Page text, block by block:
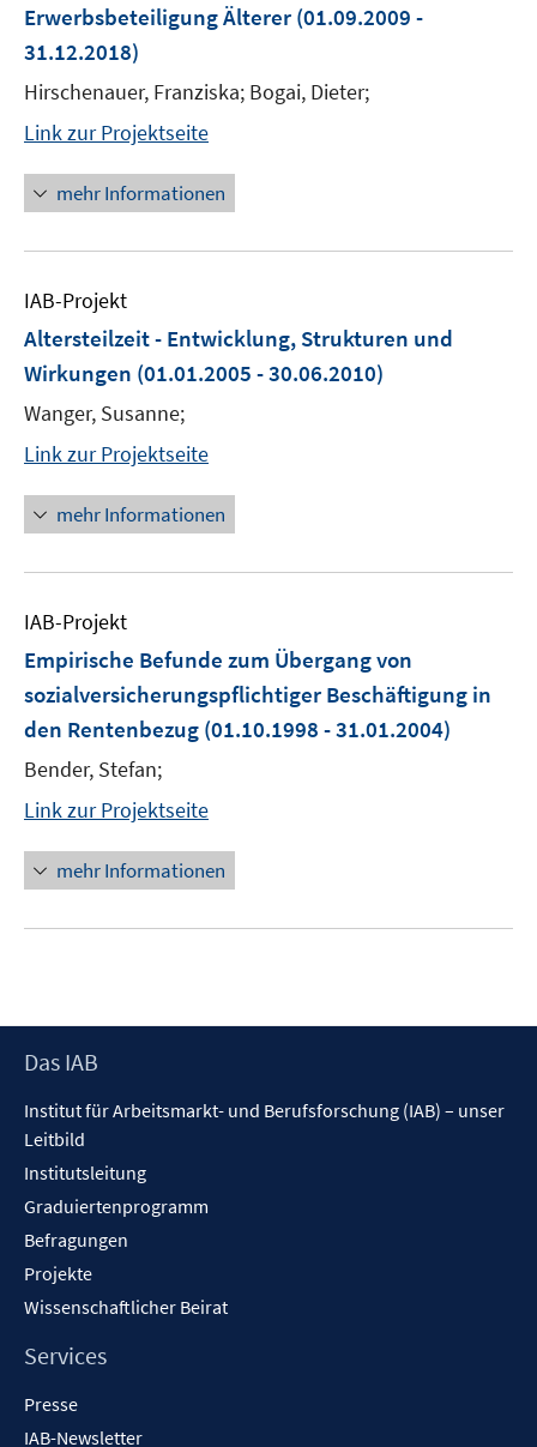
Erwerbsbeteiligung Älterer (01.09.2009 -
31.12.2018)
Hirschenauer, Franziska; Bogai, Dieter;
Link zur Projektseite
mehr Informationen
IAB-Projekt
Altersteilzeit - Entwicklung, Strukturen und
Wirkungen (01.01.2005 - 30.06.2010)
Wanger, Susanne;
Link zur Projektseite
mehr Informationen
IAB-Projekt
Empirische Befunde zum Übergang von
sozialversicherungspflichtiger Beschäftigung in
den Rentenbezug (01.10.1998 - 31.01.2004)
Bender, Stefan;
Link zur Projektseite
mehr Informationen
Footer
Das IAB
Institut für Arbeitsmarkt- und Berufsforschung (IAB) – unser
Leitbild
Institutsleitung
Graduiertenprogramm
Befragungen
Projekte
Wissenschaftlicher Beirat
Services
Presse
IAB-Newsletter